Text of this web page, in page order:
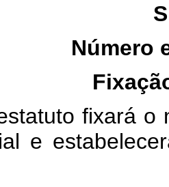
Número
fixará o
e